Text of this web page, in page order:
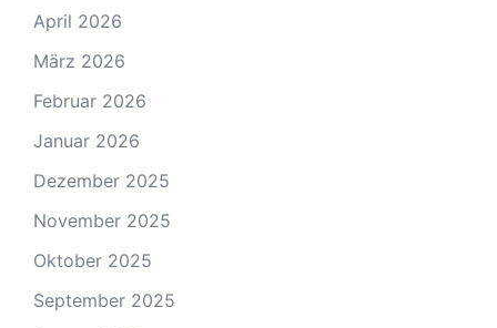
April 2026
März 2026
Februar 2026
Januar 2026
Dezember 2025
November 2025
Oktober 2025
September 2025